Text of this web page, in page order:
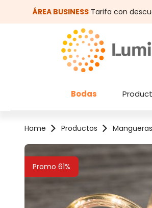
al contenido principal
Saltar a la búsqueda
ÁREA BUSINESS Tarifa con
Bodas
Home Productos
Promo 61%
Omitir galería de imágenes